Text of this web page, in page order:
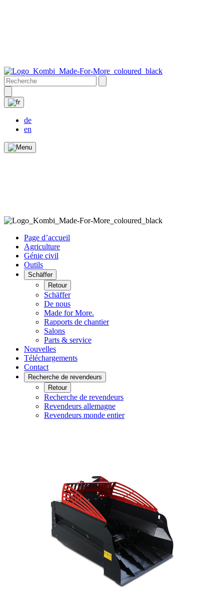
de
en
Page d’accueil
Agriculture
Génie civil
Outils
Schäffer
Retour
Schäffer
De nous
Made for More.
Rapports de chantier
Salons
Parts & service
Nouvelles
Téléchargements
Contact
Recherche de revendeurs
Retour
Recherche de revendeurs
Revendeurs allemagne
Revendeurs monde entier